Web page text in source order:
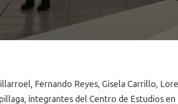
Fernando Reyes, Gisela Carrillo,
integrantes del Centro de Estudios